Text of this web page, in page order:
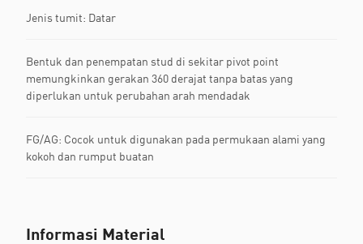
Jenis tumit: Datar
Bentuk dan penempatan stud di sekitar pivot point
memungkinkan gerakan 360 derajat tanpa batas yang
diperlukan untuk perubahan arah mendadak
FG/AG: Cocok untuk digunakan pada permukaan alami yang
kokoh dan rumput buatan
Informasi Material